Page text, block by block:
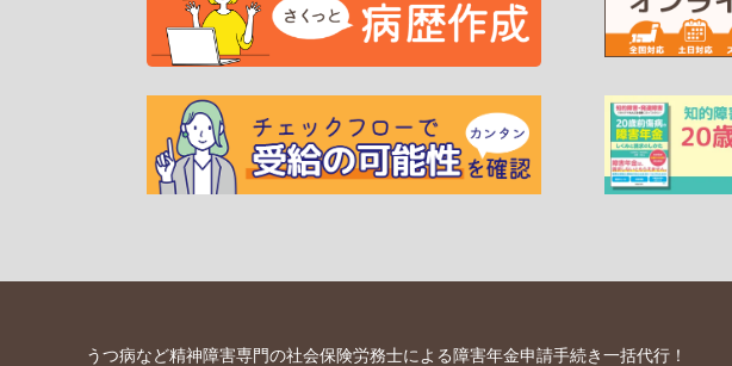
うつ病など精神障害専門の社会保険労務士による障害年金申請手続き一括代行！